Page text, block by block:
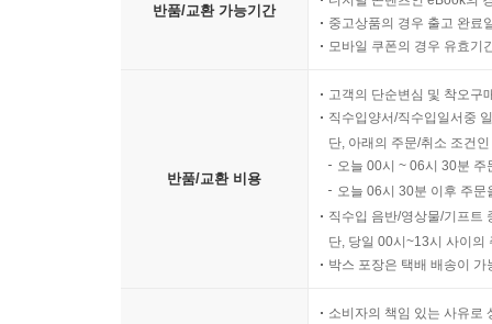
반품/교환 가능기간
중고상품의 경우 출고 완료
모바일 쿠폰의 경우 유효기
반품/교환 비용
고객의 단순변심 및 착오구
직수입양서/직수입일서중
단, 아래의 주문/취소 조건
오늘 00시 ~ 06시 30분
오늘 06시 30분 이후 주
직수입 음반/영상물/기프트
단, 당일 00시~13시 사이의
박스 포장은 택배 배송이
소비자의 책임 있는 사유로